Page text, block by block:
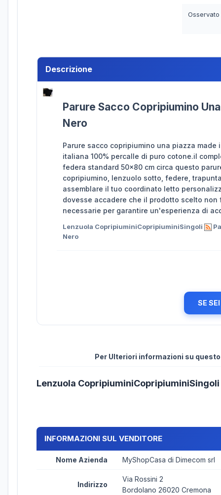
Descrizione
Parure Sacco Copripiumino
Nero
Parure sacco copripiumino una piazza
italiana 100% percalle di puro cotone.il
federa standard 50x80 cm circa questo
copripiumino, lenzuolo sotto, federe,
assemblare il tuo coordinato letto
dovesse accadere che il prodotto scelto
necessarie per garantire un'esperienza di
Lenzuola CopripiuminiCopripiuminiSingoli
Nero
SE
Per Ulteriori informazioni su
Lenzuola CopripiuminiCopripiuminiSingoli
INFORMAZIONI SUL VENDITORE
Nome Azienda MyShopCasa di Dimecom srl
Indirizzo
Via Rossini 2
Bordolano 26020 Cremona